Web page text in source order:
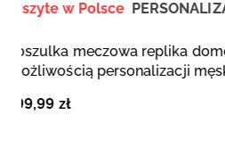
Uszyte w Polsce
Koszulka meczowa replika
możliwością personalizacji
199,99 zł